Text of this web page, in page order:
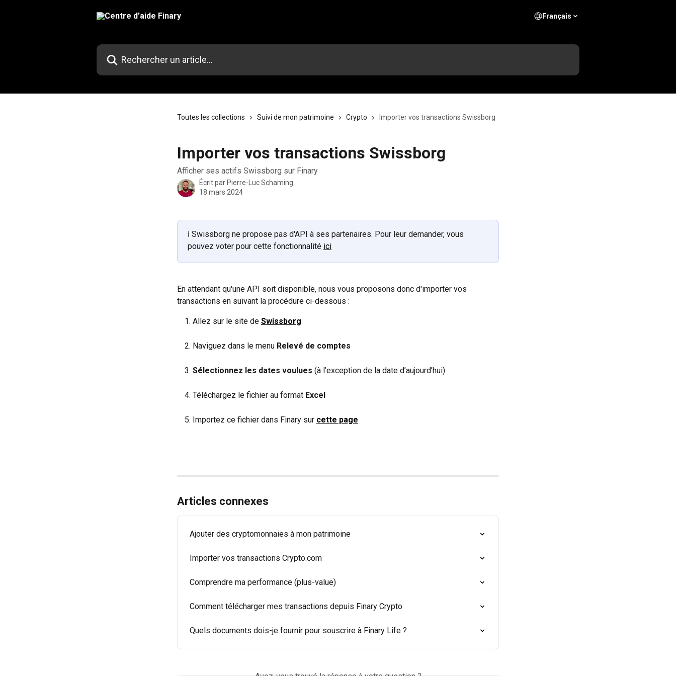
Français
Rechercher un article...
Toutes les collections Suivi de mon patrimoine Crypto Importer vos transactions Swissborg
Importer vos transactions Swissborg
Afficher ses actifs Swissborg sur Finary
Écrit par Pierre-Luc Schaming
18 mars 2024
ℹ️ Swissborg ne propose pas d'API à ses partenaires. Pour leur demander, vous
pouvez voter pour cette fonctionnalité ici
En attendant qu'une API soit disponible, nous vous proposons donc d'importer vos
transactions en suivant la procédure ci-dessous :
Allez sur le site de Swissborg
Naviguez dans le menu Relevé de comptes
Sélectionnez les dates voulues (à l’exception de la date d’aujourd’hui)
Téléchargez le fichier au format Excel
Importez ce fichier dans Finary sur cette page
Articles connexes
Ajouter des cryptomonnaies à mon patrimoine
Importer vos transactions Crypto.com
Comprendre ma performance (plus-value)
Comment télécharger mes transactions depuis Finary Crypto
Quels documents dois-je fournir pour souscrire à Finary Life ?